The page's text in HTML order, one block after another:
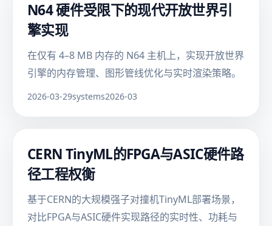
N64 硬件受限下的现代开放世界引
擎实现
在仅有 4–8 MB 内存的 N64 主机上，实现开放世界
引擎的内存管理、图形管线优化与实时渲染策略。
2026-03-29systems2026-03
CERN TinyML的FPGA与ASIC硬件路
径工程权衡
基于CERN的大规模强子对撞机TinyML部署场景，
对比FPGA与ASIC硬件实现路径的实时性、功耗与